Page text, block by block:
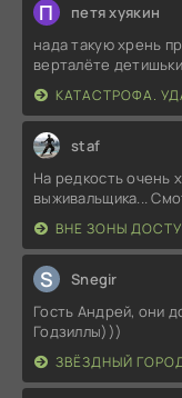
П петя хуякин
нада такую хрень
верталёте детишьки
КАТАСТРОФА.
staf
На редкость очень
выживальщика...
ВНЕ ЗОНЫ
S Snegir
Гость Андрей, они
Годзиллы)))
ЗВЁЗДНЫЙ